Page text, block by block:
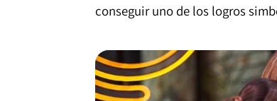
conseguir uno de los logros